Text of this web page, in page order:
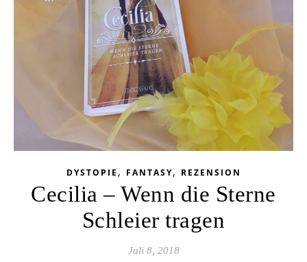
DYSTOPIE , FANTASY, REZENSION
Cecilia – Wenn die Sterne
Schleier tragen
Juli 8, 2018